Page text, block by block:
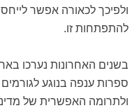
ולפיכך לכאורה אפשר
להתפתחות זו.
בשנים האחרונות נערכו
ספרות ענפה בנוגע
ולתרומה האפשרית של